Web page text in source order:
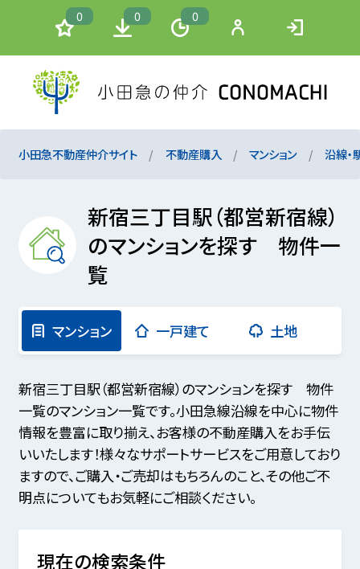
0 0 0
小田急不動産仲介サイト 不動産購入 マンション 沿線・
新宿三丁目駅（都営新宿線）
のマンションを探す 物件一
覧
マンション 一戸建て 土地
新宿三丁目駅（都営新宿線）のマンションを探す 物件
一覧のマンション一覧です。小田急線沿線を中心に物件
情報を豊富に取り揃え、お客様の不動産購入をお手伝
いいたします！様々なサポートサービスをご用意しており
ますので、ご購入・ご売却はもちろんのこと、その他ご不
明点についてもお気軽にご相談ください。
現在の検索条件